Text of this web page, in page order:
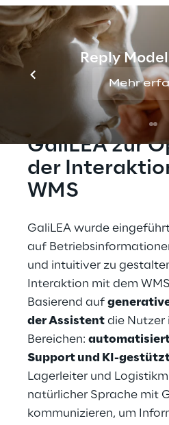
Reply
Mehr
gehen: die Einführung von
intelligenten Assistenten,
innerhalb der LEA-
entwickelt hat.
GaliLEA zur
der
WMS
GaliLEA wurde
auf
und intuitiver zu
Interaktion mit dem
Basierend auf
der Assistent die Nutzer
Bereichen:
Support und KI-
Lagerleiter und
natürlicher Sprache mit
kommunizieren, um